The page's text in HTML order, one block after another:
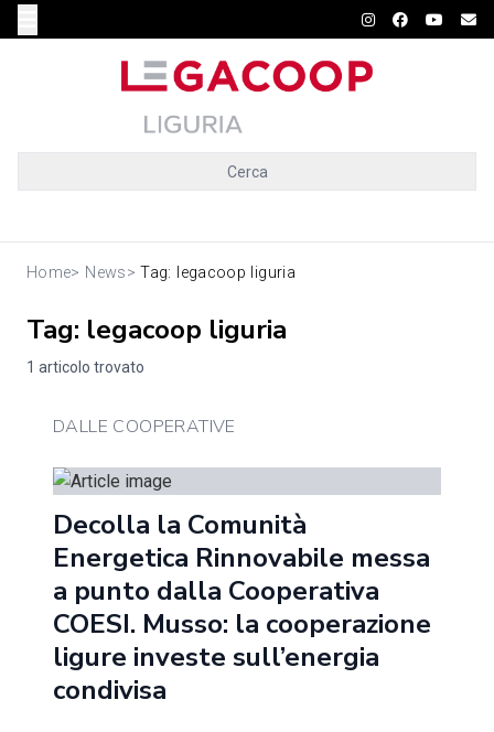
Cerca
Home> News> Tag: legacoop liguria
Tag: legacoop liguria
1 articolo trovato
DALLE COOPERATIVE
Decolla la Comunità
Energetica Rinnovabile messa
a punto dalla Cooperativa
COESI. Musso: la cooperazione
ligure investe sull’energia
condivisa